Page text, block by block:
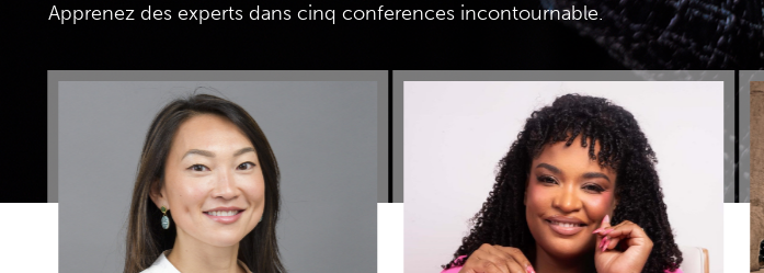
Apprenez des experts dans cinq conferences incontournable.